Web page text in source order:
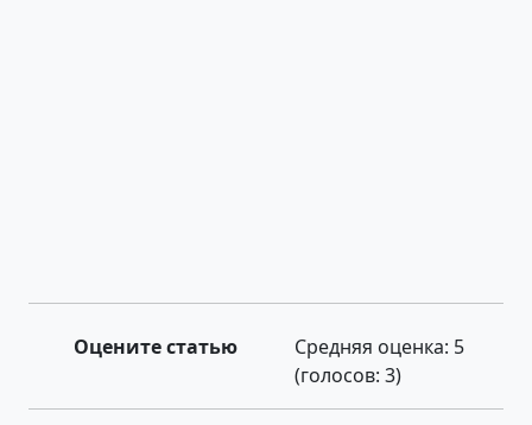
Оцените статью Средняя оценка: 5
(голосов: 3)